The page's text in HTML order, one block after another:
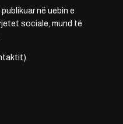
në uebin e
sociale, mund të